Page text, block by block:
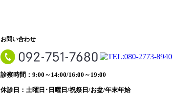
お問い合わせ
診察時間：9:00～14:00/16:00～19:00
休診日：土曜日･日曜日/祝祭日/お盆/年末年始